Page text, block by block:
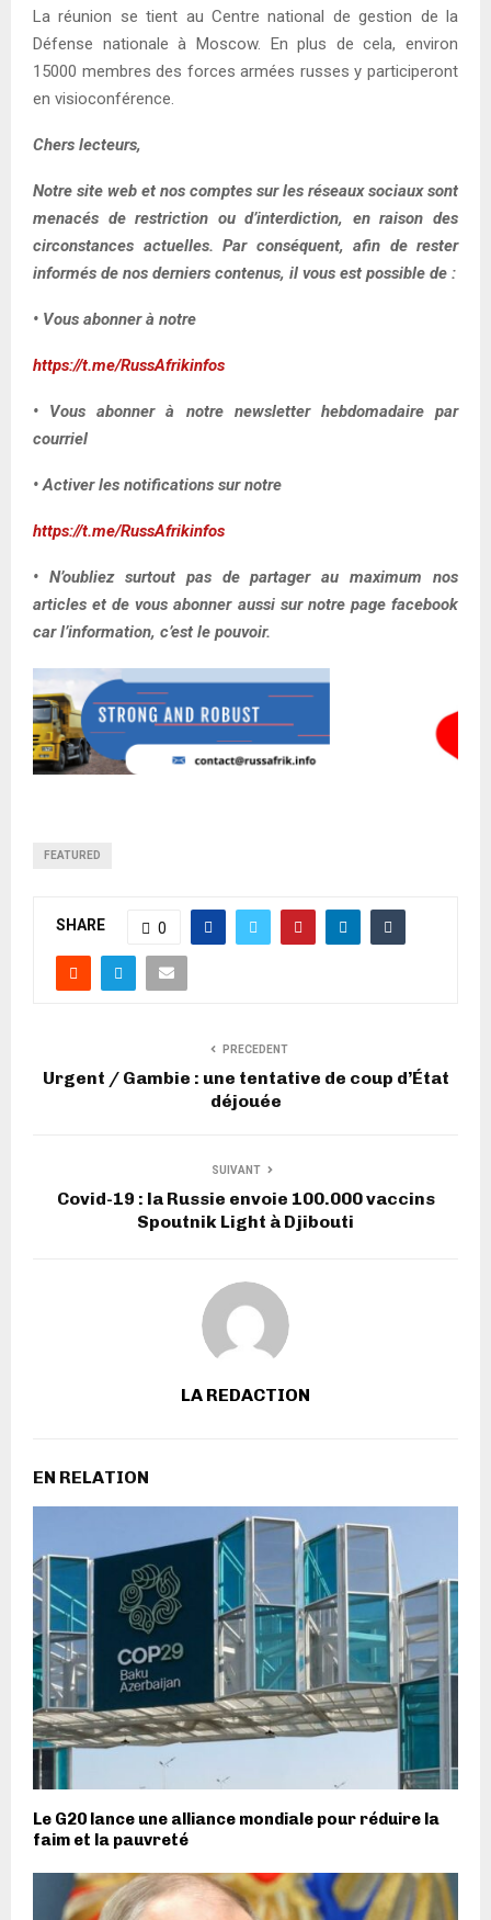
La réunion se tient au Centre national de gestion de la
Défense nationale à Moscow. En plus de cela, environ
15000 membres des forces armées russes y participeront
en visioconférence.
Chers lecteurs,
Notre site web et nos comptes sur les réseaux sociaux sont
menacés de restriction ou d’interdiction, en raison des
circonstances actuelles. Par conséquent, afin de rester
informés de nos derniers contenus, il vous est possible de :
• Vous abonner à notre
https://t.me/RussAfrikinfos
• Vous abonner à notre newsletter hebdomadaire par
courriel
• Activer les notifications sur notre
https://t.me/RussAfrikinfos
• N’oubliez surtout pas de partager au maximum nos
articles et de vous abonner aussi sur notre page facebook
car l’information, c’est le pouvoir.
FEATURED
SHARE 0
PRECEDENT
Urgent / Gambie : une tentative de coup d’État
déjouée
SUIVANT
Covid-19 : la Russie envoie 100.000 vaccins
Spoutnik Light à Djibouti
LA REDACTION
EN RELATION
Le G20 lance une alliance mondiale pour réduire la
faim et la pauvreté